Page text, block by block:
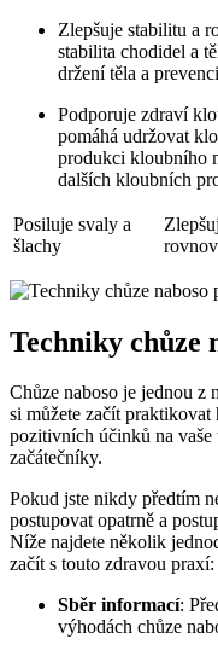
Zlepšuje stabilitu a
stabilita chodidel a
držení těla a
Podporuje zdraví
pomáhá udržovat
produkci kloubního
dalších kloubních
Posiluje svaly a
šlachy
Techniky chůze
Chůze naboso je jednou z
si můžete začít
pozitivních účinků na
začátečníky.
Pokud jste nikdy předtím
postupovat opatrně a
Níže najdete několik
začít s touto zdravou praxí:
Sběr informací:
výhodách chůze